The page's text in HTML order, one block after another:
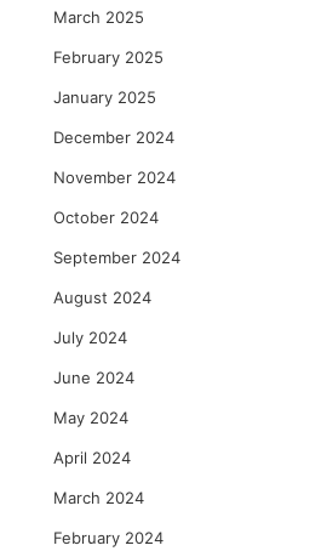
March 2025
February 2025
January 2025
December 2024
November 2024
October 2024
September 2024
August 2024
July 2024
June 2024
May 2024
April 2024
March 2024
February 2024